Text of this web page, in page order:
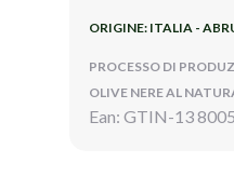
ORIGINE: ITALIA -
PROCESSO DI
OLIVE NERE AL
Ean: GTIN-13